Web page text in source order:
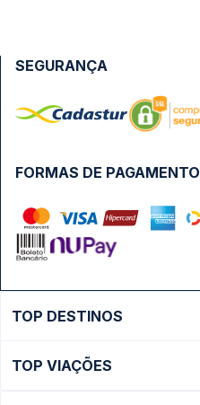
FORMAS DE PAGAMENTO
SEGURANÇA
TOP DESTINOS
Ônibus São Paulo
TOP VIAÇÕES